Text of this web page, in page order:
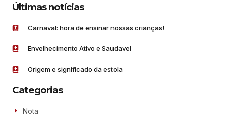
Últimas notícias
Carnaval: hora de ensinar nossas crianças!
Envelhecimento Ativo e Saudavel
Origem e significado da estola
Categorias
Nota